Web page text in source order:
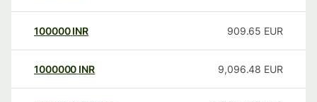
100000 INR 909.65 EUR
1000000 INR 9,096.48 EUR